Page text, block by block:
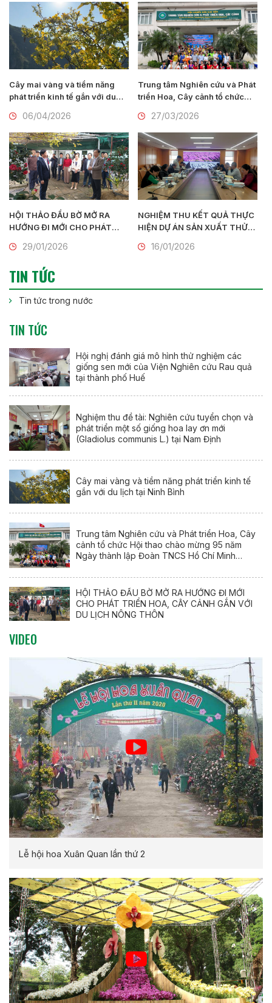
Nam Định
Cây mai vàng và tiềm năng
phát triển kinh tế gắn với du
06/04/2026
Trung tâm Nghiên cứu và Phát
triển Hoa, Cây cảnh tổ chức
Ngày thành lập Đoàn TNCS Hồ
Chí Minh (26/3/1931 –
26/3/2026)
27/03/2026
HỘI THẢO ĐẦU BỜ MỞ RA
HƯỚNG ĐI MỚI CHO PHÁT
VỚI DU LỊCH NÔNG THÔN
29/01/2026
NGHIỆM THU KẾT QUẢ THỰC
HIỆN DỰ ÁN SẢN XUẤT THỬ
CÔNG NGHỆ NUÔI CẤY MÔ
16/01/2026
TIN TỨC
Tin tức trong nước
TIN TỨC
Hội nghị đánh giá mô hình thử nghiệm các
giống sen mới của Viện Nghiên cứu Rau quả
tại thành phố Huế
Nghiệm thu đề tài: Nghiên cứu tuyển chọn và
phát triển một số giống hoa lay ơn mới
(Gladiolus communis L.) tại Nam Định
Cây mai vàng và tiềm năng phát triển kinh tế
gắn với du lịch tại Ninh Bình
Trung tâm Nghiên cứu và Phát triển Hoa, Cây
cảnh tổ chức Hội thao chào mừng 95 năm
Ngày thành lập Đoàn TNCS Hồ Chí Minh
HỘI THẢO ĐẦU BỜ MỞ RA HƯỚNG ĐI MỚI
CHO PHÁT TRIỂN HOA, CÂY CẢNH GẮN VỚI
DU LỊCH NÔNG THÔN
VIDEO
Lễ hội hoa Xuân Quan lần thứ 2